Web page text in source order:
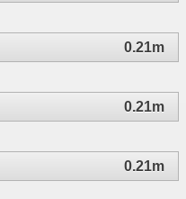
0.21m
0.21m
0.21m